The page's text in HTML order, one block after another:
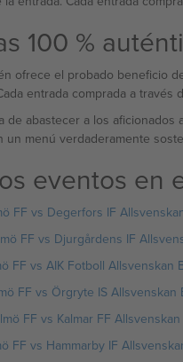
100 %
ofrece el probado beneficio
entrada comprada a
de abastecer a los aficionados
un menú verdaderamente
eventos en
FF vs Degerfors IF
FF vs Djurgårdens IF
FF vs AIK Fotboll Allsvenskan
FF vs Örgryte IS Allsvenskan
FF vs Kalmar FF
FF vs Hammarby IF